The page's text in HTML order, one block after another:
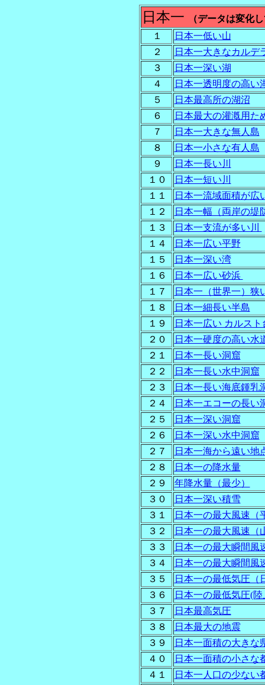
日本一
（データは変化
１
日本一低い山
２
日本一大きなカルデ
３
日本一深い湖
４
日本一透明度の高い
５
日本最高所の湖沼
６
日本最大の灌漑用た
７
日本一大きな無人島
８
日本一小さな有人島
９
日本一長い川
１０
日本一短い川
１１
日本一流域面積が広
１２
日本一幅（両岸の堤
１３
日本一支流が多い川
１４
日本一広い平野
１５
日本一深い湾
１６
日本一広い砂浜
１７
日本一（世界一）狭
１８
日本一細長い半島
１９
日本一広い カルスト
２０
日本一硬度の高い水
２１
日本一長い洞窟
２２
日本一長い水中洞窟
２３
日本一長い海底鍾乳
２４
日本一エコーの長い
２５
日本一深い洞窟
２６
日本一深い水中洞窟
２７
日本一海から遠い地
２８
日本一の降水量
２９
年降水量（最少）
３０
日本一深い積雪
３１
日本一の最大風速（
３２
日本一の最大風速（
３３
日本一の最大瞬間風
３４
日本一の最大瞬間風
３５
日本一の最低気圧（
３６
日本一の最低気圧(
３７
日本最高気圧
３８
日本最大の地震
３９
日本一面積の大きな
４０
日本一面積の小さな
４１
日本一人口の少ない